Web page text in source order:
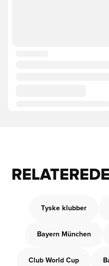
Tyske klubber
Bayern München
Club World Cup